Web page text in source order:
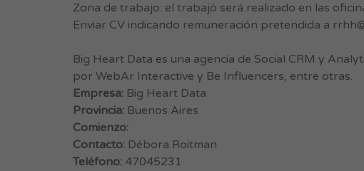
Zona de trabajo: el trabajó será realizado en las
Enviar CV indicando remuneración pretendida a
Big Heart Data es una agencia de Social CRM y
por WebAr Interactive y Be Influencers, entre otras.
Empresa: Big Heart Data
Provincia: Buenos Aires
Comienzo:
Contacto: Débora Roitman
Teléfono: 47045231